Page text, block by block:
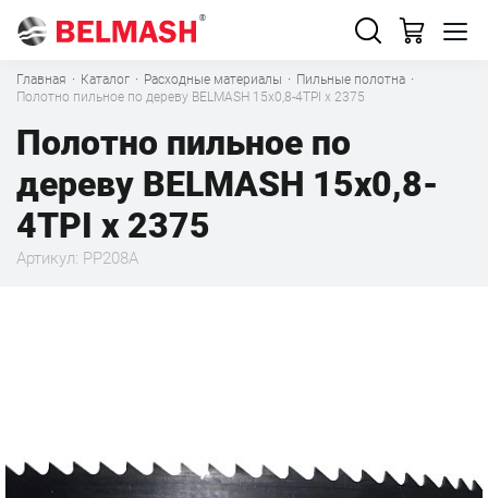
Главная · Каталог · Расходные материалы · Пильные полотна ·
Полотно пильное по дереву BELMASH 15x0,8-4TPI x 2375
Полотно пильное по
дереву BELMASH 15x0,8-
4TPI x 2375
Артикул: PP208A